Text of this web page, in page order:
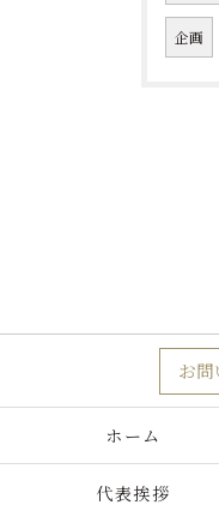
企画
お
ホーム
代表挨拶